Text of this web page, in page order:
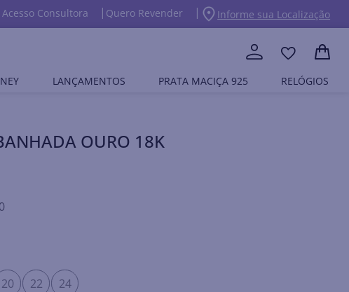
Acesso Consultora Quero Revender Informe sua Localização
LANÇAMENTOS PRATA MACIÇA 925 RELÓGIOS
OURO 18K
20 22 24